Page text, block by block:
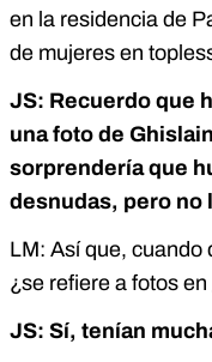
en la residencia de
de mujeres en
JS: Recuerdo que
una foto de
sorprendería que
desnudas, pero no
LM: Así que, cuando
¿se refiere a fotos
JS: Sí, tenían